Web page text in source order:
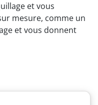
et vous
mesure, comme un
et vous donnent